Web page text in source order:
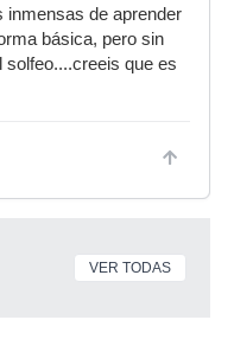
inmensas de aprender
básica, pero sin
solfeo....creeis que es
VER TODAS